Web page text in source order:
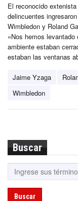
El reconocido
delincuentes
Wimbledon y Roland
«Nos hemos
ambiente estaban
estaban las ventanas
Jaime Yzaga
Wimbledon
Buscar
Buscar